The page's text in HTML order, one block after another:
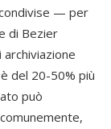
— per
di Bezier
del 20-50% più
può